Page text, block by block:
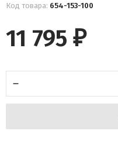
Код товара: 654-153-100
11 795 ₽